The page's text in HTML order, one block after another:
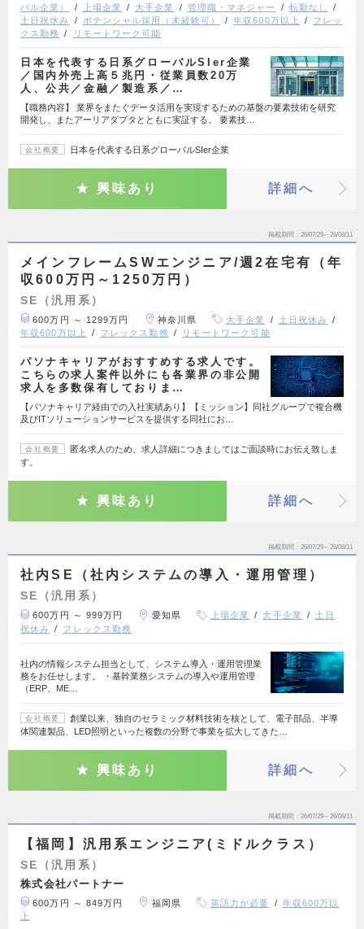
バル企業）
上場企業 大手企業 管理職・マネジャー
転勤なし
土日祝休み
ポテンシャル採用（未経験可） 年収600万以上
フレッ
クス勤務
リモートワーク可能
日本を代表する日系グローバルSIer企業
／国内外売上高５兆円・従業員数20万
人、公共／金融／製造系／…
【職務内容】 業界をまたぐデータ活用を実現するための基盤の要素技術を研究
開発し、またアーリアダプタとともに実証する。 要素技…
会社概要 日本を代表する日系グローバルSIer企業
興味あり 詳細へ
掲載期間 26/07/29～26/08/11
メインフレームSWエンジニア/週2在宅有（年
収600万円～1250万円）
SE（汎用系）
600万円 ～ 1299万円 神奈川県 大手企業
土日祝休み
年収600万以上
フレックス勤務 リモートワーク可能
パソナキャリアがおすすめする求人です。
こちらの求人案件以外にも各業界の非公開
求人を多数保有しておりま…
【パソナキャリア経由での入社実績あり】【ミッション】同社グループで複合機
及びITソリューションサービスを提供する同社にお…
会社概要
匿名求人のため、求人詳細につきましてはご面談時にお伝え致しま
す。
興味あり 詳細へ
掲載期間 26/07/29～26/08/11
社内SE（社内システムの導入・運用管理）
SE（汎用系）
600万円 ～ 999万円 愛知県 上場企業 大手企業
土日
祝休み
フレックス勤務
社内の情報システム担当として、システム導入・運用管理業
務をお任せします。 ・基幹業務システムの導入や運用管理
（ERP、ME…
会社概要
創業以来、独自のセラミック材料技術を核として、電子部品、半導
体関連製品、LED照明といった複数の分野で事業を拡大してきた…
興味あり 詳細へ
掲載期間 26/07/29～26/08/11
【福岡】汎用系エンジニア(ミドルクラス）
SE（汎用系）
株式会社パートナー
600万円 ～ 849万円 福岡県 英語力が必要
年収600万以
上